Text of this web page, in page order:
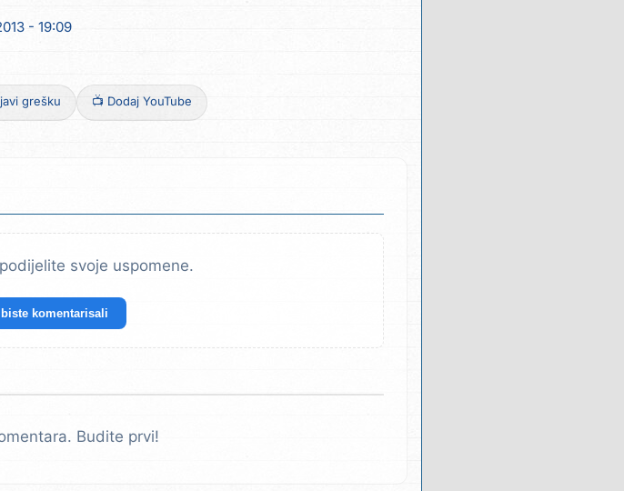
- 19:09
grešku 📺 Dodaj YouTube
svoje uspomene.
komentarisali
Budite prvi!